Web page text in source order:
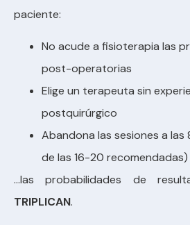
paciente:
No acude a fisioterapia las
post-operatorias
Elige un terapeuta sin
postquirúrgico
Abandona las sesiones a las
de las 16-20 recomendadas)
…las probabilidades de
TRIPLICAN.